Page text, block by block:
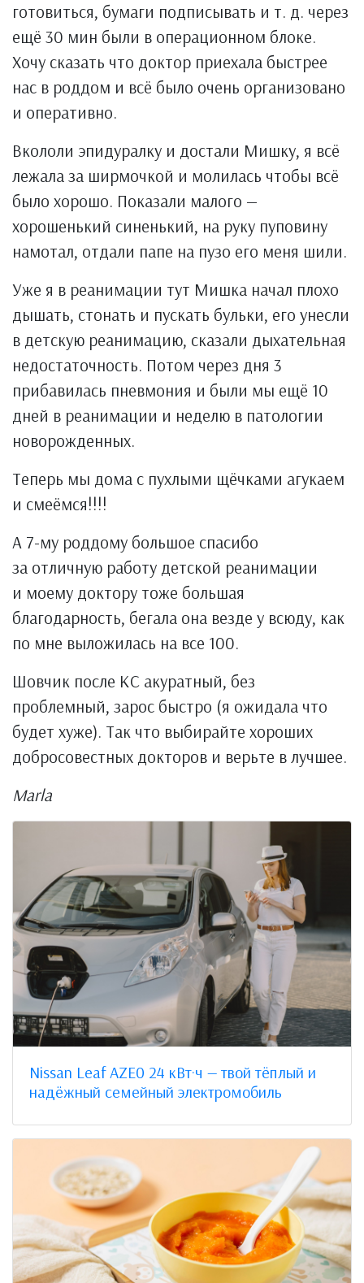
готовиться, бумаги подписывать и т. д. через
ещё 30 мин были в операционном блоке.
Хочу сказать что доктор приехала быстрее
нас в роддом и всё было очень организовано
и оперативно.
Вкололи эпидуралку и достали Мишку, я всё
лежала за ширмочкой и молилась чтобы всё
было хорошо. Показали малого —
хорошенький синенький, на руку пуповину
намотал, отдали папе на пузо его меня шили.
Уже я в реанимации тут Мишка начал плохо
дышать, стонать и пускать бульки, его унесли
в детскую реанимацию, сказали дыхательная
недостаточность. Потом через дня 3
прибавилась пневмония и были мы ещё 10
дней в реанимации и неделю в патологии
новорожденных.
Теперь мы дома с пухлыми щёчками агукаем
и смеёмся!!!!
А 7-му роддому большое спасибо
за отличную работу детской реанимации
и моему доктору тоже большая
благодарность, бегала она везде у всюду, как
по мне выложилась на все 100.
Шовчик после КС акуратный, без
проблемный, зарос быстро (я ожидала что
будет хуже). Так что выбирайте хороших
добросовестных докторов и верьте в лучшее.
Marla
Nissan Leaf AZE0 24 кВт·ч — твой тёплый и
надёжный семейный электромобиль